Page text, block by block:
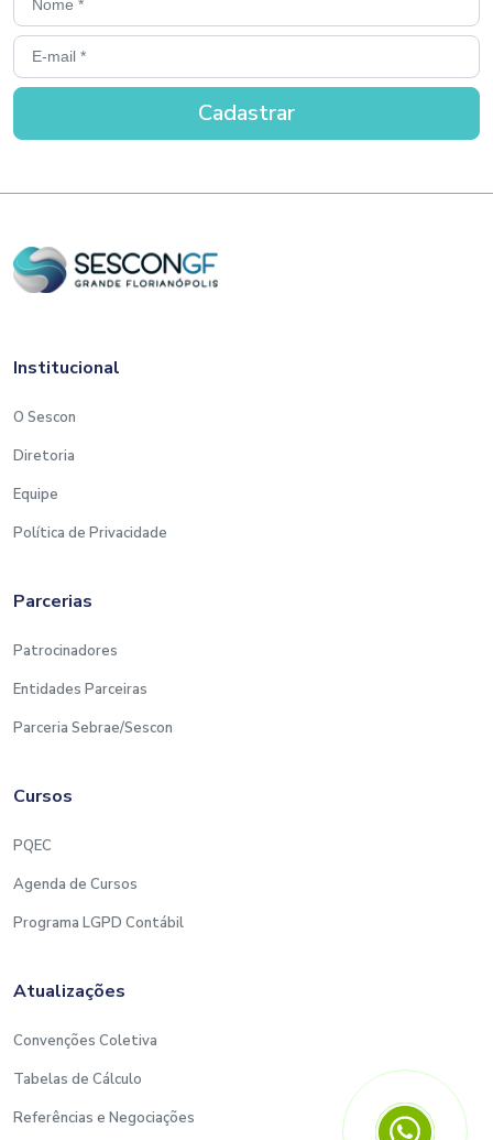
Institucional
O Sescon
Diretoria
Equipe
Política de Privacidade
Parcerias
Patrocinadores
Entidades Parceiras
Parceria Sebrae/Sescon
Cursos
PQEC
Agenda de Cursos
Programa LGPD Contábil
Atualizações
Convenções Coletiva
Tabelas de Cálculo
Referências e Negociações